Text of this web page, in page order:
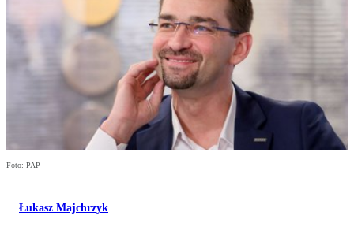
Foto: PAP
Łukasz Majchrzyk